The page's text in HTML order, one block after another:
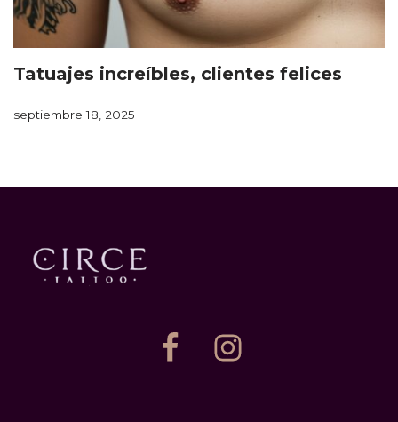
Tatuajes increíbles, clientes felices
septiembre 18, 2025